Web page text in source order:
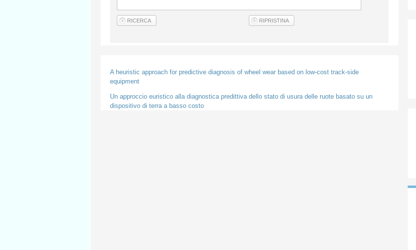
A heuristic approach for predictive diagnosis of wheel wear based on low-cost track-side
equipment
Un approccio euristico alla diagnostica predittiva dello stato di usura delle ruote basato su un
dispositivo di terra a basso costo